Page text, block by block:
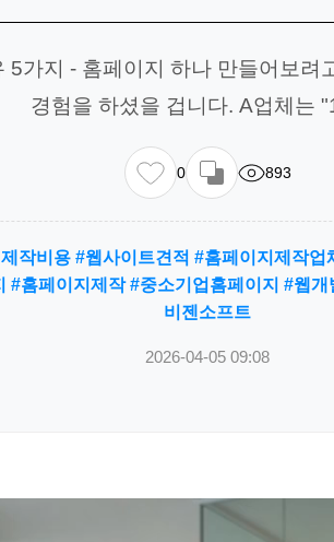
가지 - 홈페이지 하나 만들어보
경험을 하셨을 겁니다. A업체는
0 893
작비용 #웹사이트견적 #홈페이지제작업
#홈페이지제작 #중소기업홈페이지 #웹
비젠소프트
2026-04-05 09:08